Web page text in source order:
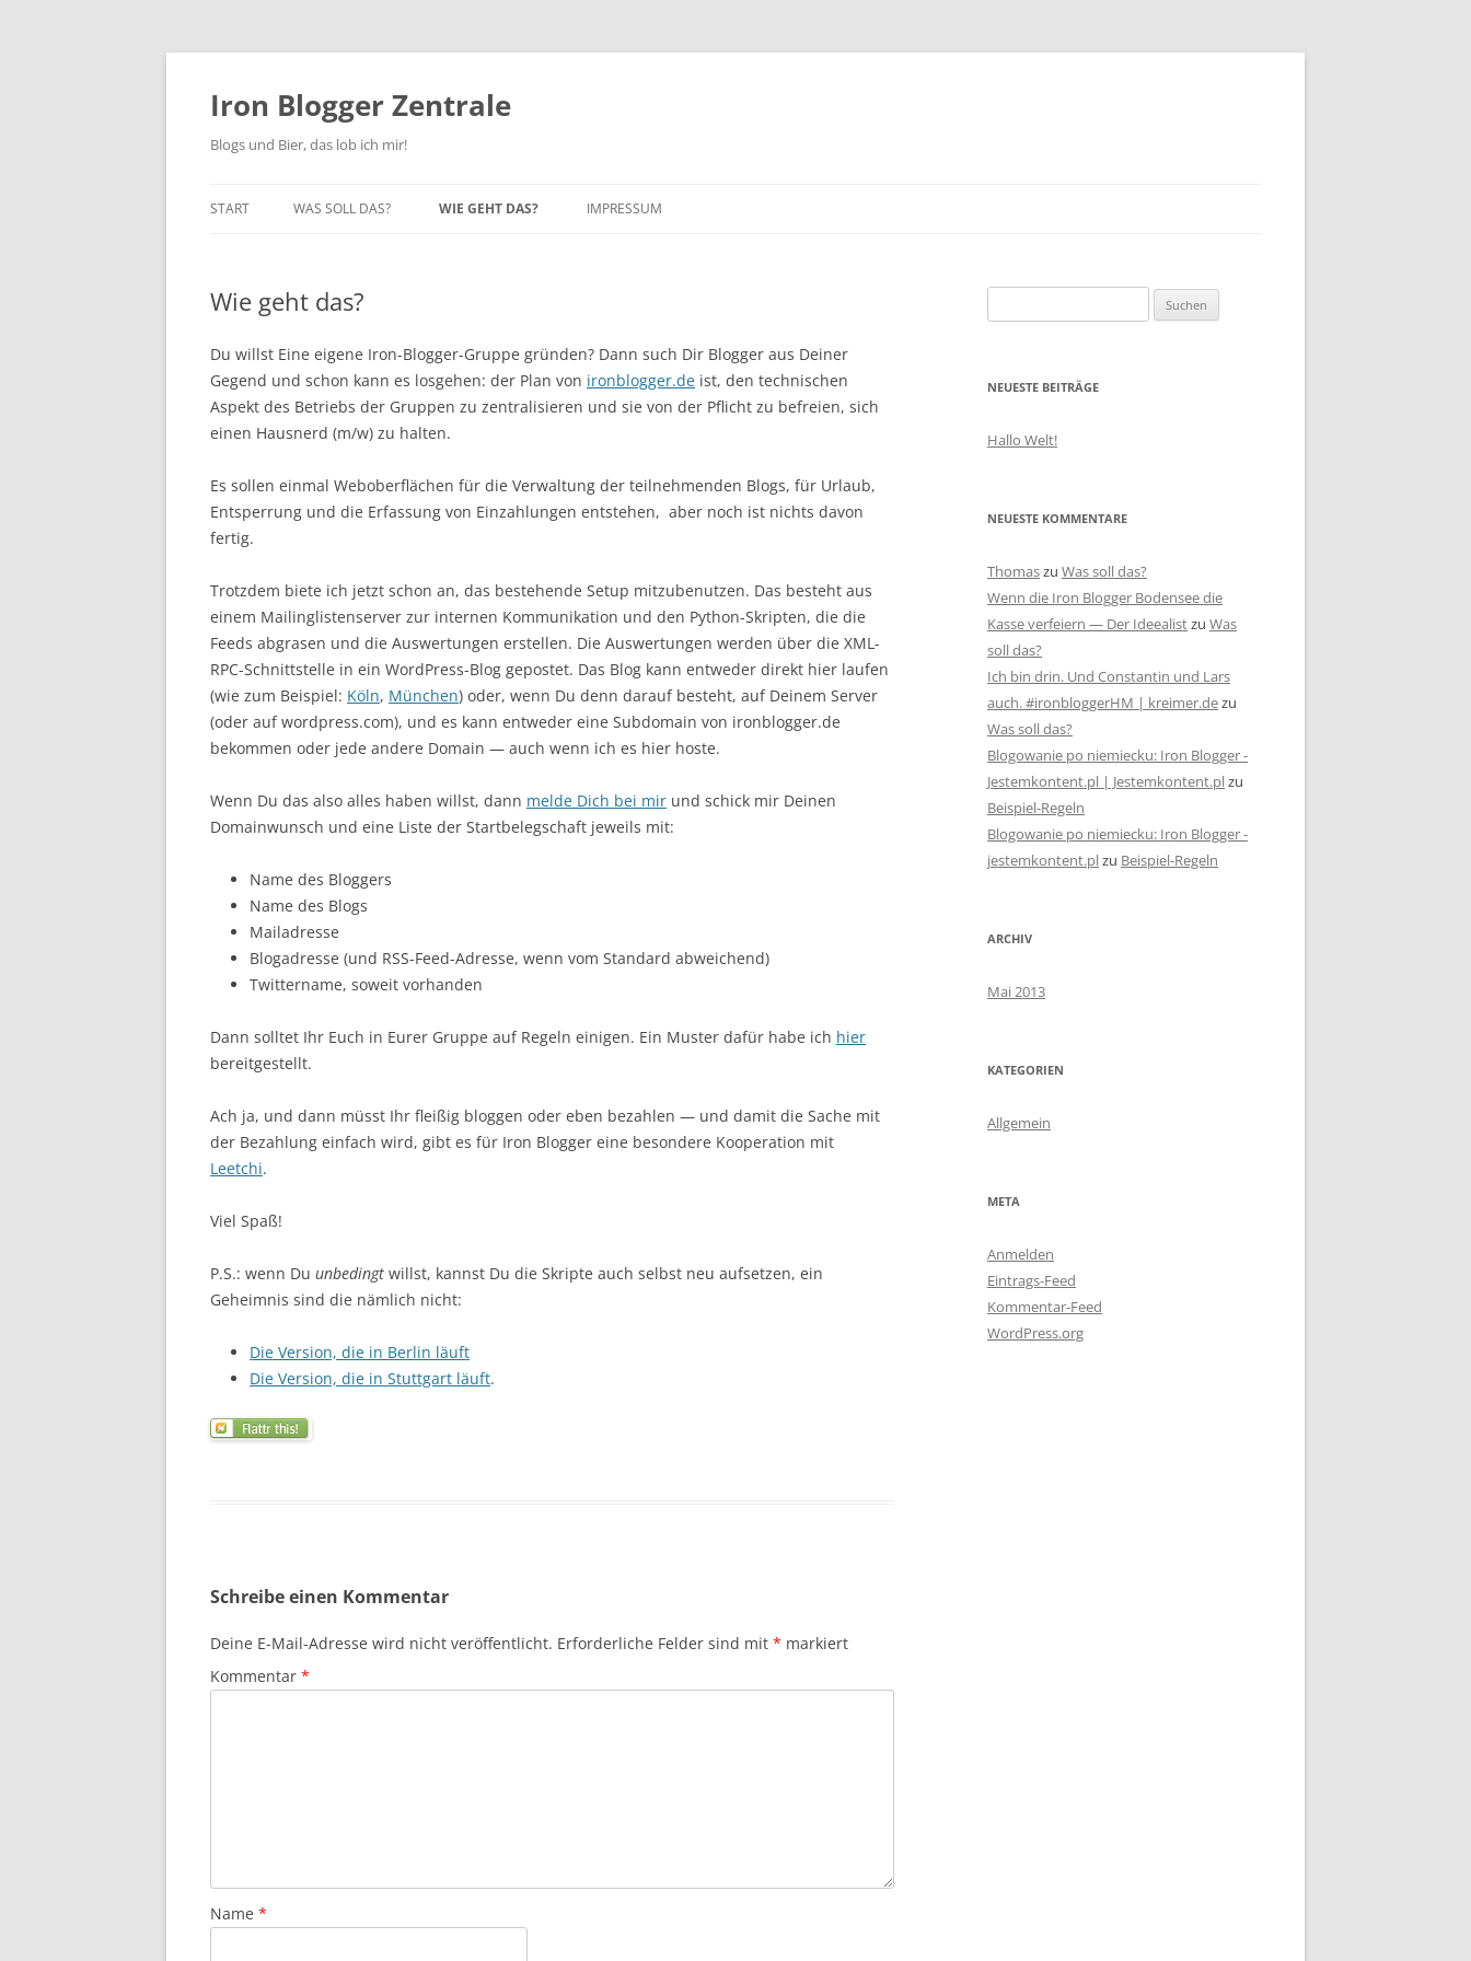
Zum
Iron Blogger Zentrale
Blogs und Bier, das lob ich mir!
START WAS SOLL DAS? WIE GEHT DAS? IMPRESSUM
Wie geht das?
Du willst Eine eigene Iron-Blogger-Gruppe gründen? Dann such Dir Blogger aus Deiner
Gegend und schon kann es losgehen: der Plan von ironblogger.de ist, den technischen
Aspekt des Betriebs der Gruppen zu zentralisieren und sie von der Pflicht zu befreien, sich
einen Hausnerd (m/w) zu halten.
Es sollen einmal Weboberflächen für die Verwaltung der teilnehmenden Blogs, für Urlaub,
Entsperrung und die Erfassung von Einzahlungen entstehen, aber noch ist nichts davon
fertig.
Trotzdem biete ich jetzt schon an, das bestehende Setup mitzubenutzen. Das besteht aus
einem Mailinglistenserver zur internen Kommunikation und den Python-Skripten, die die
Feeds abgrasen und die Auswertungen erstellen. Die Auswertungen werden über die XML-
RPC-Schnittstelle in ein WordPress-Blog gepostet. Das Blog kann entweder direkt hier laufen
(wie zum Beispiel: Köln, München) oder, wenn Du denn darauf besteht, auf Deinem Server
(oder auf wordpress.com), und es kann entweder eine Subdomain von ironblogger.de
bekommen oder jede andere Domain — auch wenn ich es hier hoste.
Wenn Du das also alles haben willst, dann melde Dich bei mir und schick mir Deinen
Domainwunsch und eine Liste der Startbelegschaft jeweils mit:
Name des Bloggers
Name des Blogs
Mailadresse
Blogadresse (und RSS-Feed-Adresse, wenn vom Standard abweichend)
Twittername, soweit vorhanden
Dann solltet Ihr Euch in Eurer Gruppe auf Regeln einigen. Ein Muster dafür habe ich hier
bereitgestellt.
Ach ja, und dann müsst Ihr fleißig bloggen oder eben bezahlen — und damit die Sache mit
der Bezahlung einfach wird, gibt es für Iron Blogger eine besondere Kooperation mit
Leetchi.
Viel Spaß!
P.S.: wenn Du unbedingt willst, kannst Du die Skripte auch selbst neu aufsetzen, ein
Geheimnis sind die nämlich nicht:
Die Version, die in Berlin läuft
Die Version, die in Stuttgart läuft.
Schreibe einen Kommentar
Deine E-Mail-Adresse wird nicht veröffentlicht. Erforderliche Felder sind mit * markiert
Kommentar *
Name *
nach:
NEUESTE BEITRÄGE
Hallo Welt!
NEUESTE KOMMENTARE
Thomaszu Was soll das?
Wenn die Iron Blogger Bodensee die
Kasse verfeiern — Der Ideealistzu Was
soll das?
Ich bin drin. Und Constantin und Lars
auch. #ironbloggerHM | kreimer.dezu
Was soll das?
Blogowanie po niemiecku: Iron Blogger -
Jestemkontent.pl | Jestemkontent.plzu
Beispiel-Regeln
Blogowanie po niemiecku: Iron Blogger -
jestemkontent.plzu Beispiel-Regeln
ARCHIV
Mai 2013
KATEGORIEN
Allgemein
META
Anmelden
Eintrags-Feed
Kommentar-Feed
WordPress.org